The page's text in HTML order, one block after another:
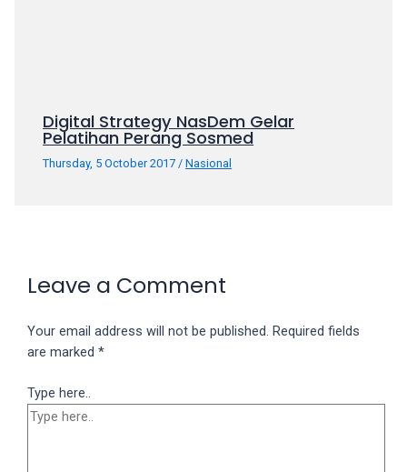
Digital Strategy NasDem Gelar
Pelatihan Perang Sosmed
Thursday, 5 October 2017 /Nasional
Leave a Comment
Your email address will not be published. Required fields
are marked*
Type here..